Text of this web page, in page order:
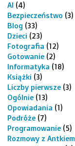
AI (4)
Bezpieczeństwo (3)
Blog (33)
Dzieci (23)
Fotografia (12)
Gotowanie (2)
Informatyka (18)
Książki (3)
Liczby pierwsze (3)
Ogólnie (13)
Opowiadania (1)
Podróże (7)
Programowanie (5)
Rozmowy z Antkiem